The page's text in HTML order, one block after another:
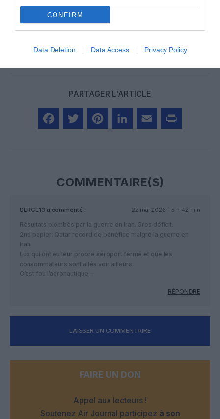
CONFIRM
Data Deletion Data Access Privacy Policy
PARTAGER L'ARTICLE
COMMENTAIRE(S)
SERGE13 a commenté :
22 mai 2026 - 5 h 42 min
Résultats plombés par la guerre en Iran. Gros déficit.
2nd papier: Qatar record de bénéfice malgré la guerre en
Iran.
Eux qui ont eu leur propre aéroport fermé et que les
consommateurs sont allés voir ailleurs.
C’est fou l’aéronautique…
RÉPONDRE
LAISSER UN COMMENTAIRE
FAIRE UN DON
Appel aux lecteurs !
Soutenez Air Journal participez à son